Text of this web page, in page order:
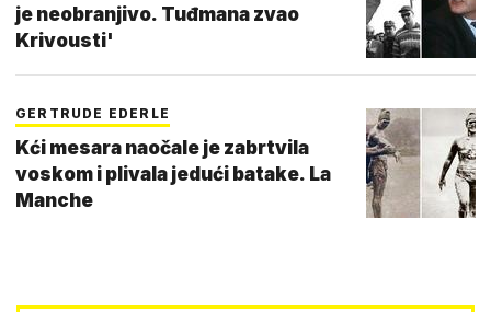
je neobranjivo. Tuđmana zvao
Krivousti'
GERTRUDE EDERLE
Kći mesara naočale je zabrtvila
voskom i plivala jedući batake. La
Manche